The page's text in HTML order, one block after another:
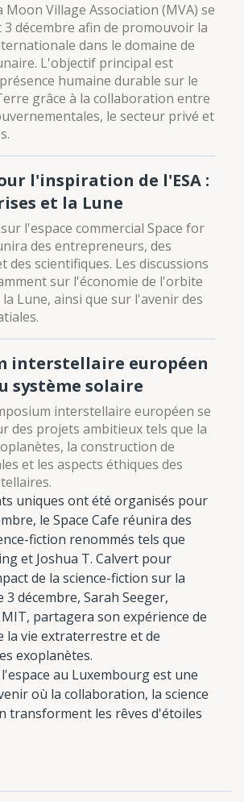
Moon Village Association (MVA) se
décembre afin de promouvoir la
dans le domaine de
L'objectif principal est
humaine durable sur le
grâce à la collaboration entre
le secteur privé et
l'inspiration de l'ESA :
et la Lune
l'espace commercial Space for
des entrepreneurs, des
des scientifiques. Les discussions
sur l'économie de l'orbite
Lune, ainsi que sur l'avenir des
interstellaire européen
système solaire
interstellaire européen se
des projets ambitieux tels que la
la construction de
et les aspects éthiques des
uniques ont été organisés pour
le Space Cafe réunira des
fiction renommés tels que
et Joshua T. Calvert pour
de la science-fiction sur la
3 décembre, Sarah Seeger,
partagera son expérience de
la vie extraterrestre et de
exoplanètes.
au Luxembourg est une
où la collaboration, la science
transforment les rêves d'étoiles